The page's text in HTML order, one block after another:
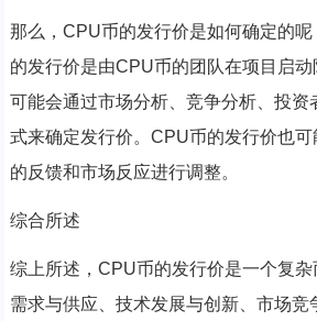
那么，CPU币的发行价是如何确定的
的发行价是由CPU币的团队在项目启
可能会通过市场分析、竞争分析、投资
式来确定发行价。CPU币的发行价也
的反馈和市场反应进行调整。
综合所述
综上所述，CPU币的发行价是一个复
需求与供应、技术发展与创新、市场竞